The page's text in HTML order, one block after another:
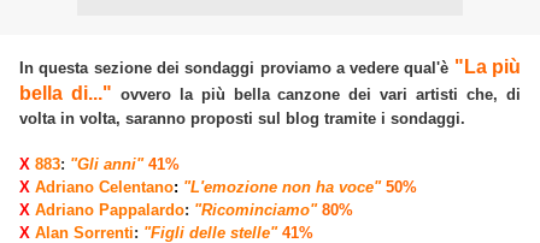
In questa sezione dei sondaggi proviamo a vedere qual'è "La più
bella di..." ovvero la più bella canzone dei vari artisti che, di
volta in volta, saranno proposti sul blog tramite i sondaggi.
X 883: "Gli anni" 41%
X Adriano Celentano: "L'emozione non ha voce" 50%
X Adriano Pappalardo: "Ricominciamo"80%
X Alan Sorrenti: "Figli delle stelle"41%